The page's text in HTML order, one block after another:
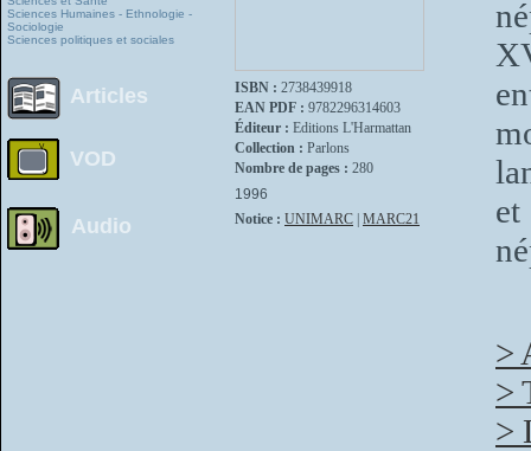
Sciences Humaines - Ethnologie -
Sociologie
Sciences politiques et sociales
Articles
VOD
Audio
ISBN : 2738439918
EAN PDF : 9782296314603
Éditeur : Editions L'Harmattan
Collection : Parlons
Nombre de pages : 280
1996
Notice : UNIMARC MARC21
et
>
>
>